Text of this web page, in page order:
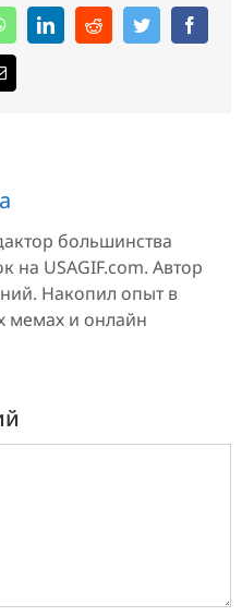
большинства
на USAGIF.com. Автор
Накопил опыт в
мемах и онлайн